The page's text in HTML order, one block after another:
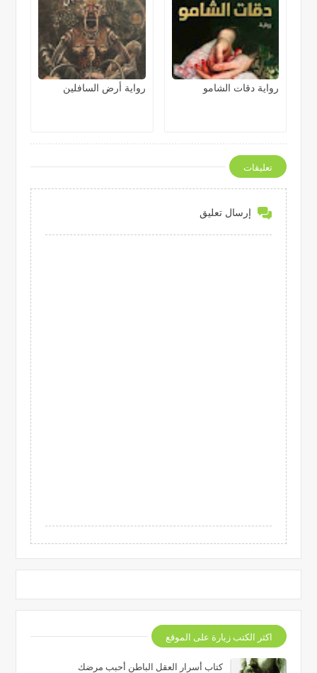
رواية دقات الشامو رواية أرض السافلين
تعليقات
إرسال تعليق
اكثر الكتب زيارة على الموقع
كتاب أسرار العقل الباطن أحبب مرضك